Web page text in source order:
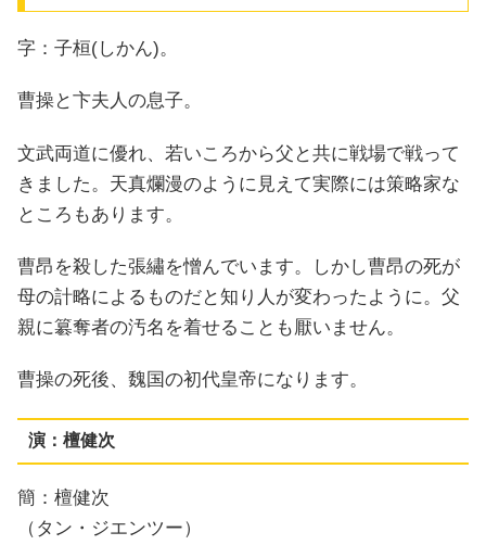
字：子桓(しかん)。
曹操と卞夫人の息子。
文武両道に優れ、若いころから父と共に戦場で戦って
きました。天真爛漫のように見えて実際には策略家な
ところもあります。
曹昂を殺した張繡を憎んでいます。しかし曹昂の死が
母の計略によるものだと知り人が変わったように。父
親に簒奪者の汚名を着せることも厭いません。
曹操の死後、魏国の初代皇帝になります。
演：檀健次
簡：檀健次
（タン・ジエンツー）